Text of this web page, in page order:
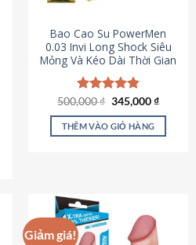
Bao Cao Su PowerMen
0.03 Invi Long Shock Siêu
Mỏng Và Kéo Dài Thời Gian
Được xếp
hạng4.85
5 sao
500,000₫ Giá
là:
500,000 ₫.
345,000₫Giá
tại
THÊM VÀO GIỎ HÀNG
Giảm giá!